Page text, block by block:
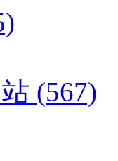
(567)